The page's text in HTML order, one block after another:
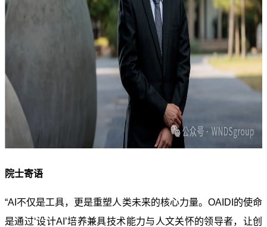
院士寄语
“AI不仅是工具，更是重塑人类未来的核心力量。OAIDI的使命
是通过‘设计AI’培养兼具技术能力与人文关怀的领导者，让创